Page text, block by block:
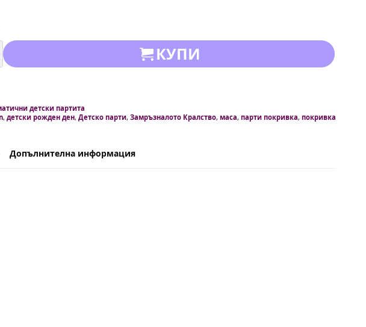
КУПИ
детски партита
, детски рожден ден, Детско парти, Замръзналото Кралство, маса, парти покривка, покривка
Допълнителна информация